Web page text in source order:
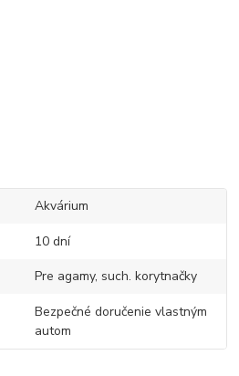
Akvárium
10 dní
Pre agamy, such. korytnačky
Bezpečné doručenie vlastným
autom